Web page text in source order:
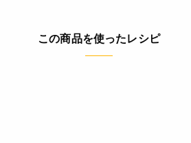
この商品を使ったレシピ